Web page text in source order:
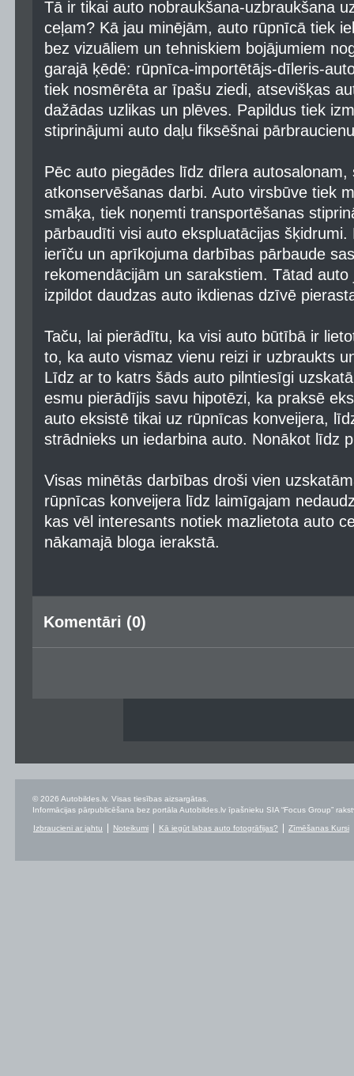
Tā ir tikai auto nobraukšana-uzbraukšana
ceļam? Kā jau minējām, auto rūpnīcā tiek
bez vizuāliem un tehniskiem bojājumiem
garajā ķēdē: rūpnīca-importētājs-dīleris-
tiek nosmērēta ar īpašu ziedi, atsevišķas
dažādas uzlikas un plēves. Papildus tiek
stiprinājumi auto daļu fiksēšnai
Pēc auto piegādes līdz dīlera autosalonam,
atkonservēšanas darbi. Auto virsbūve tiek
smāķa, tiek noņemti transportēšanas
pārbaudīti visi auto ekspluatācijas
ierīču un aprīkojuma darbības pārbaude
rekomendācijām un sarakstiem. Tātad
izpildot daudzas auto ikdienas dzīvē
Taču, lai pierādītu, ka visi auto būtībā ir
to, ka auto vismaz vienu reizi ir uzbraukts
Līdz ar to katrs šāds auto pilntiesīgi
esmu pierādījis savu hipotēzi, ka praksē
auto eksistē tikai uz rūpnīcas konveijera,
strādnieks un iedarbina auto. Nonākot līdz
Visas minētās darbības droši vien
rūpnīcas konveijera līdz laimīgajam
kas vēl interesants notiek mazlietota auto
nākamajā bloga ierakstā.
Komentāri (0)
© 2026 Autobildes.lv. Visas tiesības aizsargātas.
Informācijas pārpublicēšana bez portāla Autobildes.lv īpašnieku SIA “Focus Group”
Izbraucieni ar jahtu Noteikumi Kā iegūt labas auto fotogrāfijas? Zīmēšanas Kursi